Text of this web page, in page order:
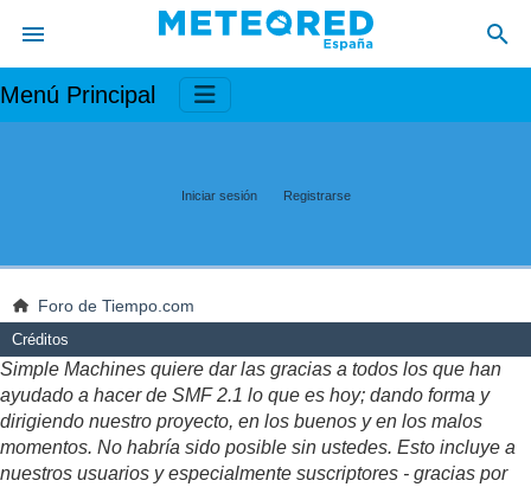
Menú Principal
Iniciar sesión Registrarse
Foro de Tiempo.com
Créditos
Simple Machines quiere dar las gracias a todos los que han
ayudado a hacer de SMF 2.1 lo que es hoy; dando forma y
dirigiendo nuestro proyecto, en los buenos y en los malos
momentos. No habría sido posible sin ustedes. Esto incluye a
nuestros usuarios y especialmente suscriptores - gracias por